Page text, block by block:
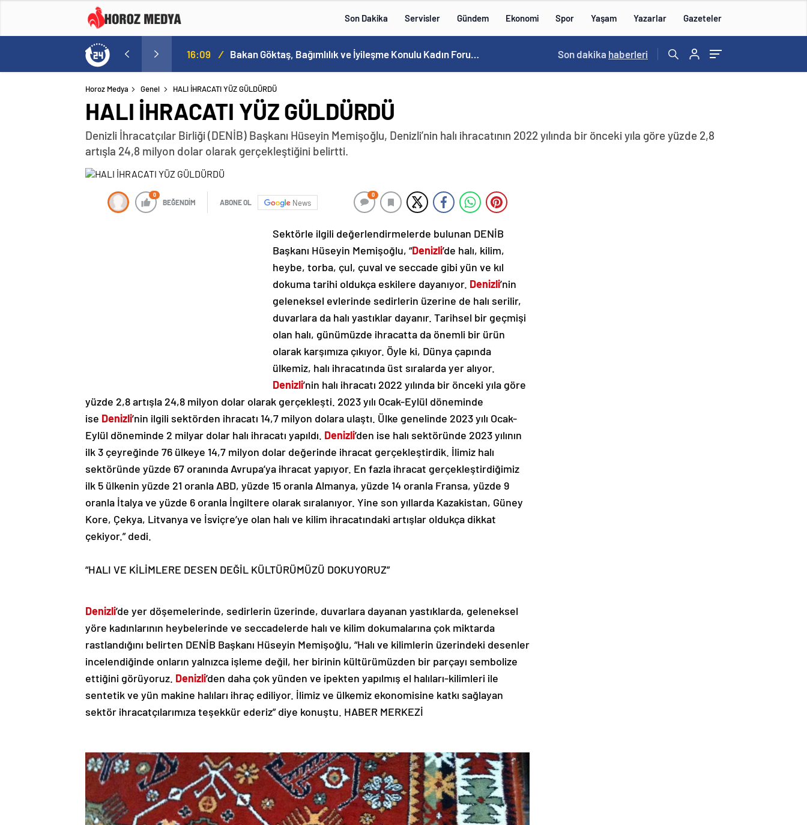
Son Dakika Servisler Gündem Ekonomi Spor Yaşam Yazarlar Gazeteler
16:09 / Bakan Göktaş, Bağımlılık ve İyileşme Konulu Kadın Forumu’nda konuştu: 15:59 /
Son dakika haberleri
Horoz Medya Genel HALI İHRACATI YÜZ GÜLDÜRDÜ
HALI İHRACATI YÜZ GÜLDÜRDÜ
Denizli İhracatçılar Birliği (DENİB) Başkanı Hüseyin Memişoğlu, Denizli’nin halı ihracatının 2022 yılında bir önceki yıla göre yüzde 2,8
artışla 24,8 milyon dolar olarak gerçekleştiğini belirtti.
0
BEĞENDİM ABONE OL News
0
Sektörle ilgili değerlendirmelerde bulunan DENİB
Başkanı Hüseyin Memişoğlu, “Denizli’de halı, kilim,
heybe, torba, çul, çuval ve seccade gibi yün ve kıl
dokuma tarihi oldukça eskilere dayanıyor. Denizli’nin
geleneksel evlerinde sedirlerin üzerine de halı serilir,
duvarlara da halı yastıklar dayanır. Tarihsel bir geçmişi
olan halı, günümüzde ihracatta da önemli bir ürün
olarak karşımıza çıkıyor. Öyle ki, Dünya çapında
ülkemiz, halı ihracatında üst sıralarda yer alıyor.
Denizli’nin halı ihracatı 2022 yılında bir önceki yıla göre
yüzde 2,8 artışla 24,8 milyon dolar olarak gerçekleşti. 2023 yılı Ocak-Eylül döneminde
ise Denizli’nin ilgili sektörden ihracatı 14,7 milyon dolara ulaştı. Ülke genelinde 2023 yılı Ocak-
Eylül döneminde 2 milyar dolar halı ihracatı yapıldı. Denizli’den ise halı sektöründe 2023 yılının
ilk 3 çeyreğinde 76 ülkeye 14,7 milyon dolar değerinde ihracat gerçekleştirdik. İlimiz halı
sektöründe yüzde 67 oranında Avrupa’ya ihracat yapıyor. En fazla ihracat gerçekleştirdiğimiz
ilk 5 ülkenin yüzde 21 oranla ABD, yüzde 15 oranla Almanya, yüzde 14 oranla Fransa, yüzde 9
oranla İtalya ve yüzde 6 oranla İngiltere olarak sıralanıyor. Yine son yıllarda Kazakistan, Güney
Kore, Çekya, Litvanya ve İsviçre’ye olan halı ve kilim ihracatındaki artışlar oldukça dikkat
çekiyor.” dedi.
“HALI VE KİLİMLERE DESEN DEĞİL KÜLTÜRÜMÜZÜ DOKUYORUZ”
Denizli’de yer döşemelerinde, sedirlerin üzerinde, duvarlara dayanan yastıklarda, geleneksel
yöre kadınlarının heybelerinde ve seccadelerde halı ve kilim dokumalarına çok miktarda
rastlandığını belirten DENİB Başkanı Hüseyin Memişoğlu, “Halı ve kilimlerin üzerindeki desenler
incelendiğinde onların yalnızca işleme değil, her birinin kültürümüzden bir parçayı sembolize
ettiğini görüyoruz. Denizli’den daha çok yünden ve ipekten yapılmış el halıları-kilimleri ile
sentetik ve yün makine halıları ihraç ediliyor. İlimiz ve ülkemiz ekonomisine katkı sağlayan
sektör ihracatçılarımıza teşekkür ederiz” diye konuştu. HABER MERKEZİ